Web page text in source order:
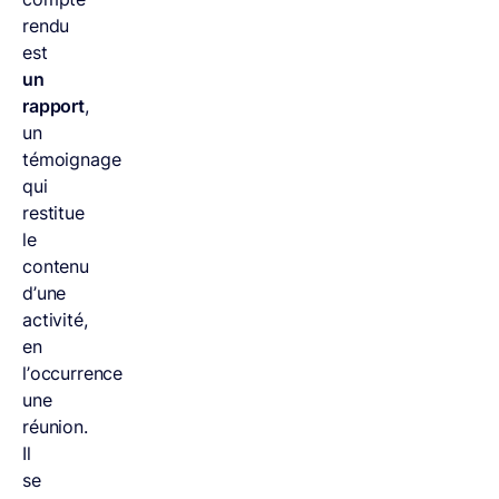
rendu
est
un
rapport,
un
témoignage
qui
restitue
le
contenu
d’une
activité,
en
l’occurrence
une
réunion.
Il
se